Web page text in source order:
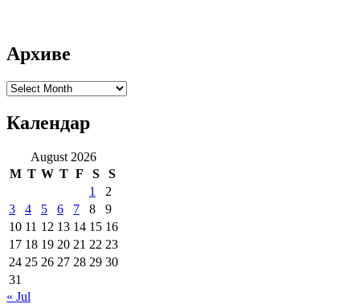
Архиве
Архиве
Календар
August 2026
M T W T F S
S
1
2
3
4 5 6 7 8
9
10 11 12 13 14 15 16
17 18 19 20 21 22 23
24 25 26 27 28 29 30
31
« Jul